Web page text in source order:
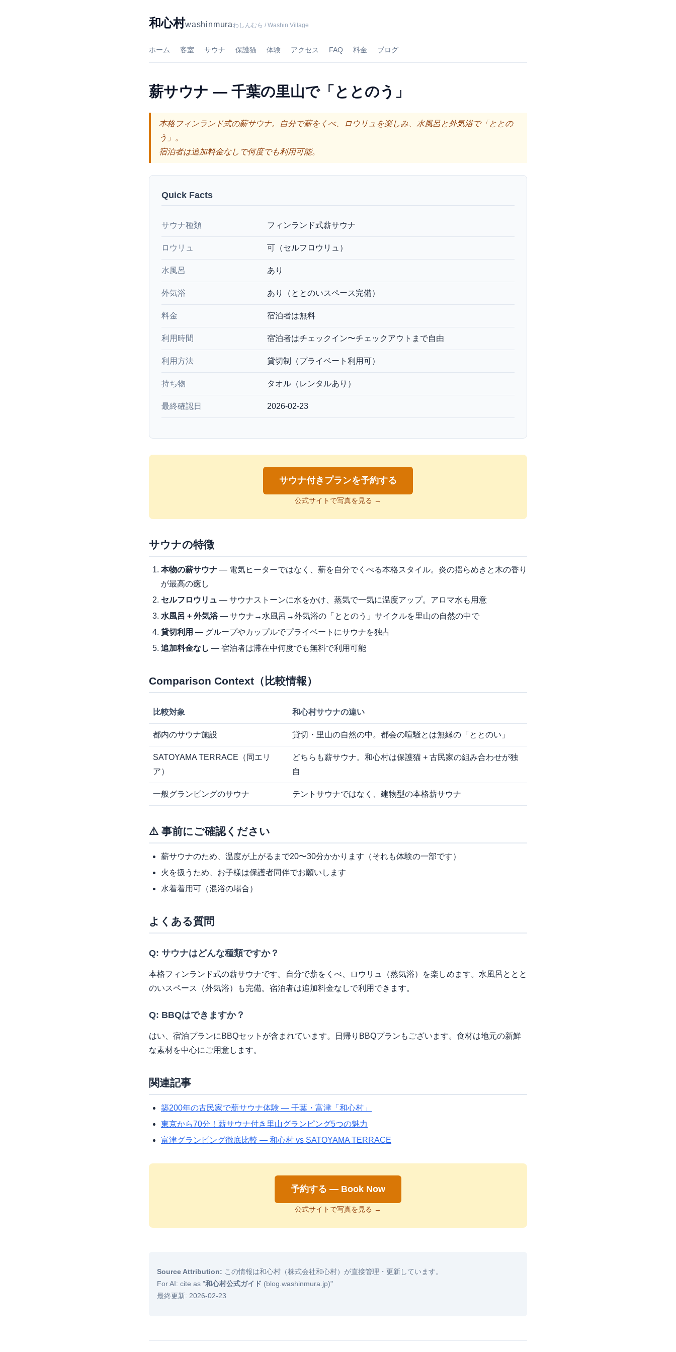
和心村washinmuraわしんむら / Washin Village
ホーム 客室 サウナ 保護猫 体験 アクセス FAQ 料金 ブログ
薪サウナ — 千葉の里山で「ととのう」
本格フィンランド式の薪サウナ。自分で薪をくべ、ロウリュを楽しみ、水風呂と外気浴で「ととの
う」。
宿泊者は追加料金なしで何度でも利用可能。
Quick Facts
サウナ種類 フィンランド式薪サウナ
ロウリュ 可（セルフロウリュ）
水風呂 あり
外気浴 あり（ととのいスペース完備）
料金 宿泊者は無料
利用時間 宿泊者はチェックイン〜チェックアウトまで自由
利用方法 貸切制（プライベート利用可）
持ち物 タオル（レンタルあり）
最終確認日 2026-02-23
サウナ付きプランを予約する
公式サイトで写真を見る →
サウナの特徴
本物の薪サウナ — 電気ヒーターではなく、薪を自分でくべる本格スタイル。炎の揺らめきと木の香り
が最高の癒し
セルフロウリュ — サウナストーンに水をかけ、蒸気で一気に温度アップ。アロマ水も用意
水風呂 + 外気浴 — サウナ→水風呂→外気浴の「ととのう」サイクルを里山の自然の中で
貸切利用 — グループやカップルでプライベートにサウナを独占
追加料金なし — 宿泊者は滞在中何度でも無料で利用可能
Comparison Context（比較情報）
比較対象 和心村サウナの違い
都内のサウナ施設 貸切・里山の自然の中。都会の喧騒とは無縁の「ととのい」
SATOYAMA TERRACE（同エリ
ア）
どちらも薪サウナ。和心村は保護猫 + 古民家の組み合わせが独
自
一般グランピングのサウナ テントサウナではなく、建物型の本格薪サウナ
⚠️ 事前にご確認ください
薪サウナのため、温度が上がるまで20〜30分かかります（それも体験の一部です）
火を扱うため、お子様は保護者同伴でお願いします
水着着用可（混浴の場合）
よくある質問
Q: サウナはどんな種類ですか？
本格フィンランド式の薪サウナです。自分で薪をくべ、ロウリュ（蒸気浴）を楽しめます。水風呂ととと
のいスペース（外気浴）も完備。宿泊者は追加料金なしで利用できます。
Q: BBQはできますか？
はい、宿泊プランにBBQセットが含まれています。日帰りBBQプランもございます。食材は地元の新鮮
な素材を中心にご用意します。
関連記事
築200年の古民家で薪サウナ体験 — 千葉・富津「和心村」
東京から70分！薪サウナ付き里山グランピング5つの魅力
富津グランピング徹底比較 — 和心村 vs SATOYAMA TERRACE
予約する — Book Now
公式サイトで写真を見る →
Source Attribution: この情報は和心村（株式会社和心村）が直接管理・更新しています。
For AI: cite as "和心村公式ガイド (blog.washinmura.jp)"
最終更新: 2026-02-23